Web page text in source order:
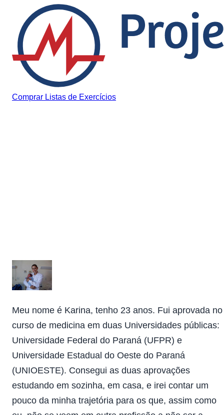
Pular para o conteúdo
Comprar Listas de Exercícios
Meu nome é Karina, tenho 23 anos. Fui aprovada no
curso de medicina em duas Universidades públicas:
Universidade Federal do Paraná (UFPR) e
Universidade Estadual do Oeste do Paraná
(UNIOESTE). Consegui as duas aprovações
estudando em sozinha, em casa, e irei contar um
pouco da minha trajetória para os que, assim como